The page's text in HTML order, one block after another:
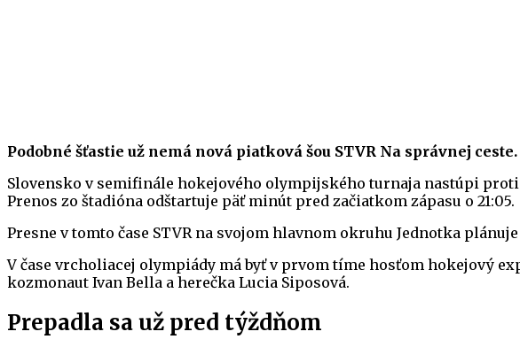
Podobné šťastie už nemá nová piatková šou STVR Na správnej ceste.
Slovensko v semifinále hokejového olympijského turnaja nastúpi proti
Prenos zo štadióna odštartuje päť minút pred začiatkom zápasu o 21:05.
Presne v tomto čase STVR na svojom hlavnom okruhu Jednotka
V čase vrcholiacej olympiády má byť v prvom tíme hosťom hokejový
kozmonaut Ivan Bella a herečka Lucia Siposová.
Prepadla sa už pred týždňom